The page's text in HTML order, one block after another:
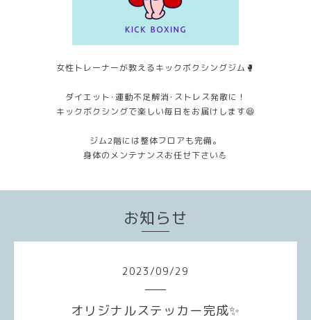
女性トレーナーが教えるキックボクシングジム🥊
ダイエット･運動不足解消･ストレス発散に！
キックボクシングで楽しい毎日をお届けします😆
ジム2階には整体フロアも完備。
身体のメンテナンスお任せ下さい💪
お知らせ
2023/09/29
オリジナルステッカー完成✨